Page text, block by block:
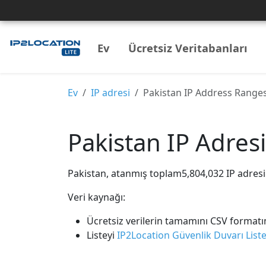
Ev Ücretsiz Veritabanları
Ev IP adresi Pakistan IP Address
Pakistan IP
Pakistan, atanmış toplam5,804,032 IP
Veri kaynağı:
Ücretsiz verilerin tamamını CSV
Listeyi IP2Location Güvenlik Duvarı